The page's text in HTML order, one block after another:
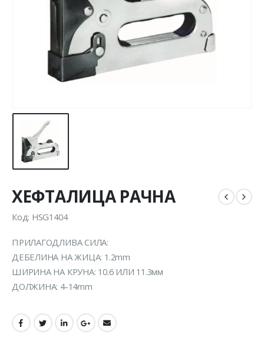
ХЕФТАЛИЦА РАЧНА
Код: HSG1404
ПРИЛАГОДЛИВА СИЛА:
ДЕБЕЛИНА НА ЖИЦА: 1.2mm
ШИРИНА НА КРУНА: 10.6 ИЛИ 11.3мм
ДОЛЖИНА: 4-14mm